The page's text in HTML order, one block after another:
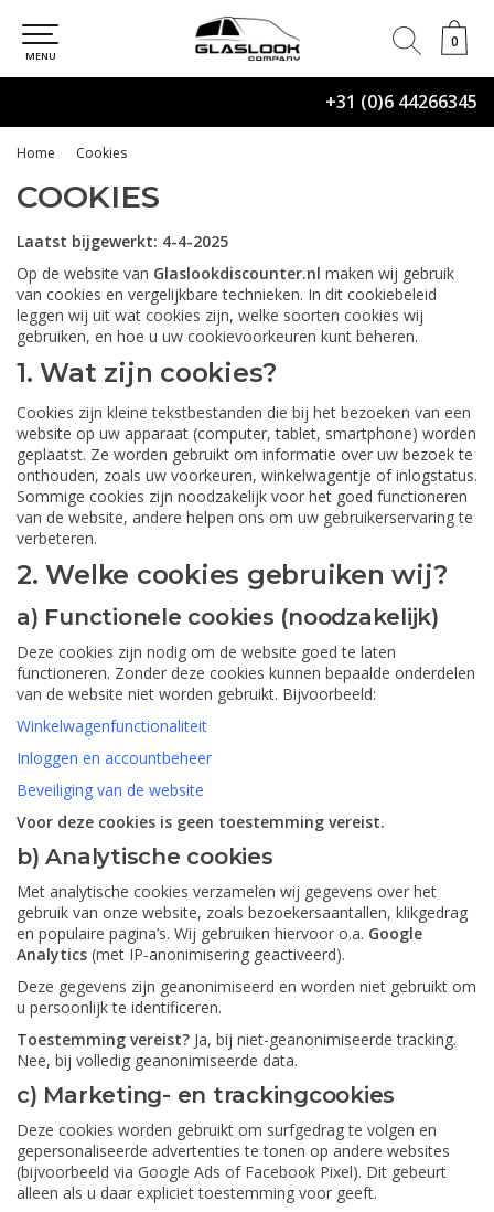
+31 (0)6 44266345
0
0
MENU
Home Cookies
COOKIES
Laatst bijgewerkt: 4-4-2025
Op de website van Glaslookdiscounter.nl maken wij gebruik
van cookies en vergelijkbare technieken. In dit cookiebeleid
leggen wij uit wat cookies zijn, welke soorten cookies wij
gebruiken, en hoe u uw cookievoorkeuren kunt beheren.
1. Wat zijn cookies?
Cookies zijn kleine tekstbestanden die bij het bezoeken van een
website op uw apparaat (computer, tablet, smartphone) worden
geplaatst. Ze worden gebruikt om informatie over uw bezoek te
onthouden, zoals uw voorkeuren, winkelwagentje of inlogstatus.
Sommige cookies zijn noodzakelijk voor het goed functioneren
van de website, andere helpen ons om uw gebruikerservaring te
verbeteren.
2. Welke cookies gebruiken wij?
a) Functionele cookies (noodzakelijk)
Deze cookies zijn nodig om de website goed te laten
functioneren. Zonder deze cookies kunnen bepaalde onderdelen
van de website niet worden gebruikt. Bijvoorbeeld:
Winkelwagenfunctionaliteit
Inloggen en accountbeheer
Beveiliging van de website
Voor deze cookies is geen toestemming vereist.
b) Analytische cookies
Met analytische cookies verzamelen wij gegevens over het
gebruik van onze website, zoals bezoekersaantallen, klikgedrag
en populaire pagina’s. Wij gebruiken hiervoor o.a. Google
Analytics (met IP-anonimisering geactiveerd).
Deze gegevens zijn geanonimiseerd en worden niet gebruikt om
u persoonlijk te identificeren.
Toestemming vereist? Ja, bij niet-geanonimiseerde tracking.
Nee, bij volledig geanonimiseerde data.
c) Marketing- en trackingcookies
Deze cookies worden gebruikt om surfgedrag te volgen en
gepersonaliseerde advertenties te tonen op andere websites
(bijvoorbeeld via Google Ads of Facebook Pixel). Dit gebeurt
alleen als u daar expliciet toestemming voor geeft.